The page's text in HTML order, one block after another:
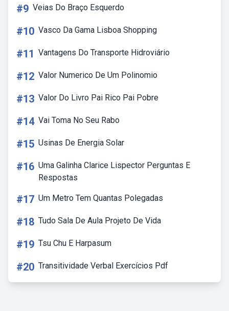
#9 Veias Do Braço Esquerdo
#10 Vasco Da Gama Lisboa Shopping
#11 Vantagens Do Transporte Hidroviário
#12 Valor Numerico De Um Polinomio
#13 Valor Do Livro Pai Rico Pai Pobre
#14 Vai Toma No Seu Rabo
#15 Usinas De Energia Solar
#16 Uma Galinha Clarice Lispector Perguntas E
Respostas
#17 Um Metro Tem Quantas Polegadas
#18 Tudo Sala De Aula Projeto De Vida
#19 Tsu Chu E Harpasum
#20 Transitividade Verbal Exercícios Pdf